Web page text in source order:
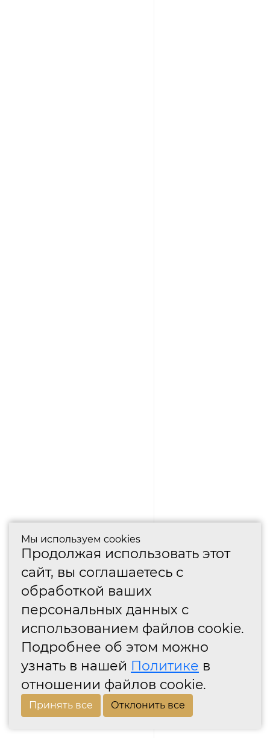
Мы используем cookies
Продолжая использовать этот
сайт, вы соглашаетесь с
обработкой ваших
персональных данных с
использованием файлов cookie.
Подробнее об этом можно
узнать в нашей Политике в
отношении файлов cookie.
Принять все Отклонить все